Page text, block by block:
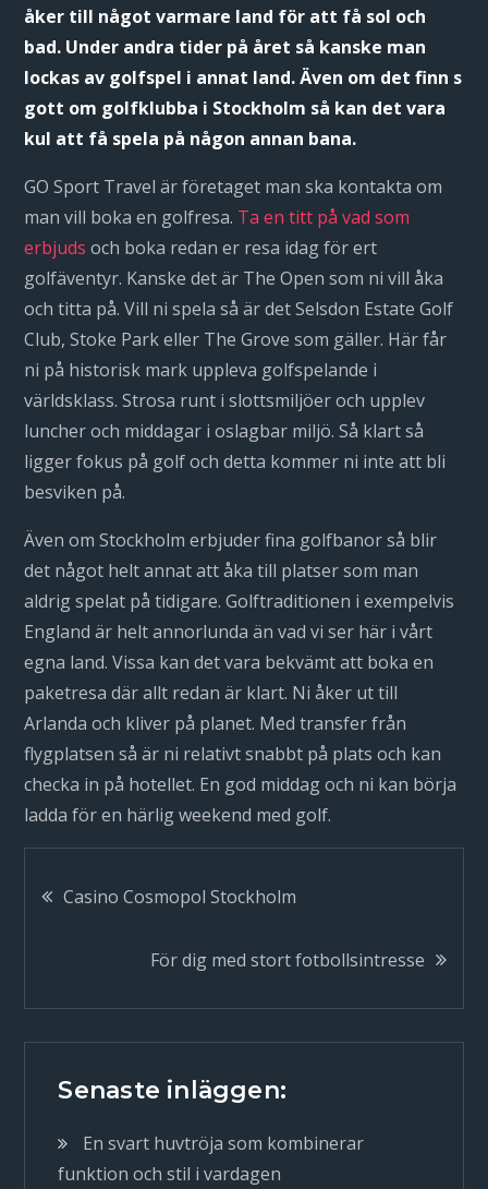
åker till något varmare land för att få sol och
bad. Under andra tider på året så kanske man
lockas av golfspel i annat land. Även om det finn s
gott om golfklubba i Stockholm så kan det vara
kul att få spela på någon annan bana.
GO Sport Travel är företaget man ska kontakta om
man vill boka en golfresa. Ta en titt på vad som
erbjuds och boka redan er resa idag för ert
golfäventyr. Kanske det är The Open som ni vill åka
och titta på. Vill ni spela så är det Selsdon Estate Golf
Club, Stoke Park eller The Grove som gäller. Här får
ni på historisk mark uppleva golfspelande i
världsklass. Strosa runt i slottsmiljöer och upplev
luncher och middagar i oslagbar miljö. Så klart så
ligger fokus på golf och detta kommer ni inte att bli
besviken på.
Även om Stockholm erbjuder fina golfbanor så blir
det något helt annat att åka till platser som man
aldrig spelat på tidigare. Golftraditionen i exempelvis
England är helt annorlunda än vad vi ser här i vårt
egna land. Vissa kan det vara bekvämt att boka en
paketresa där allt redan är klart. Ni åker ut till
Arlanda och kliver på planet. Med transfer från
flygplatsen så är ni relativt snabbt på plats och kan
checka in på hotellet. En god middag och ni kan börja
ladda för en härlig weekend med golf.
Inläggsnavigering
Casino Cosmopol Stockholm
För dig med stort fotbollsintresse
Senaste inläggen:
En svart huvtröja som kombinerar
funktion och stil i vardagen